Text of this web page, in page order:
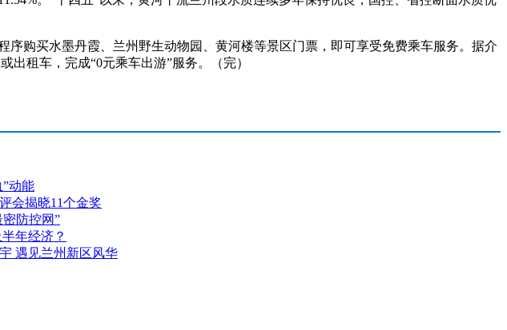
购买水墨丹霞、兰州野生动物园、黄河楼等景区门票，即可享受免费乘车服务。据介
租车，完成“0元乘车出游”服务。（完）
动能
会揭晓11个金奖
防控网”
年经济？
遇见兰州新区风华